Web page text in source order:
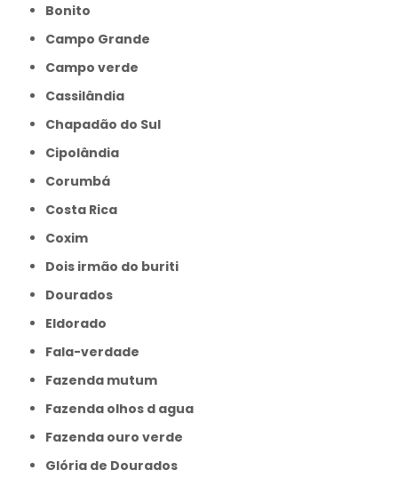
Bonito
Campo Grande
Campo verde
Cassilândia
Chapadão do Sul
Cipolândia
Corumbá
Costa Rica
Coxim
Dois irmão do buriti
Dourados
Eldorado
Fala-verdade
Fazenda mutum
Fazenda olhos d agua
Fazenda ouro verde
Glória de Dourados